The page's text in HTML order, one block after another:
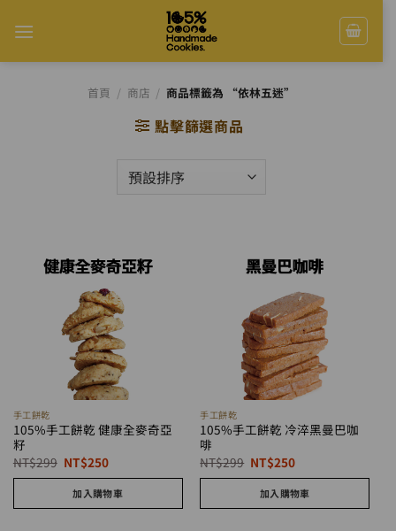
首頁 / 商店 / 商品標籤為 “依林五迷”
點擊篩選商品
手工餅乾
105%手工餅乾 健康全麥奇亞
籽
NT$299 原
始
價
格：
NT$299。
NT$250目
價
格：
NT$250。
加入購物車
手工餅乾
105%手工餅乾 冷淬黑曼巴咖
啡
NT$299 原
始
價
格：
NT$299。
NT$250目
價
格：
NT$250。
加入購物車